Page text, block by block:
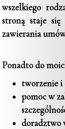
wszelkiego
stroną staje
zawierania
Ponadto do
tworzenie i
pomoc w
doradztwo